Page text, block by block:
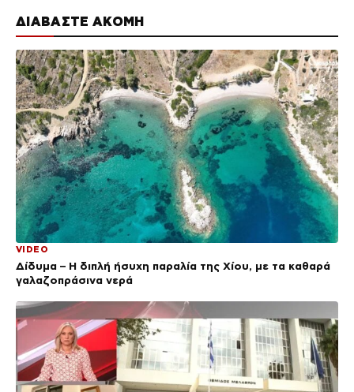
ΔΙΑΒΑΣΤΕ ΑΚΟΜΗ
VIDEO
Δίδυμα – Η διπλή ήσυχη παραλία της Χίου, με τα καθαρά
γαλαζοπράσινα νερά